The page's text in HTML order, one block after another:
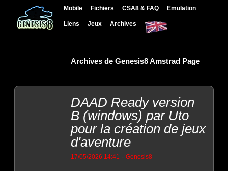
Mobile Fichiers CSA8 & FAQ Emulation
Liens Jeux Archives
Archives de Genesis8 Amstrad Page
DAAD Ready version
B (windows) par Uto
pour la création de jeux
d'aventure
17/05/2026 14:41 - Genesis8